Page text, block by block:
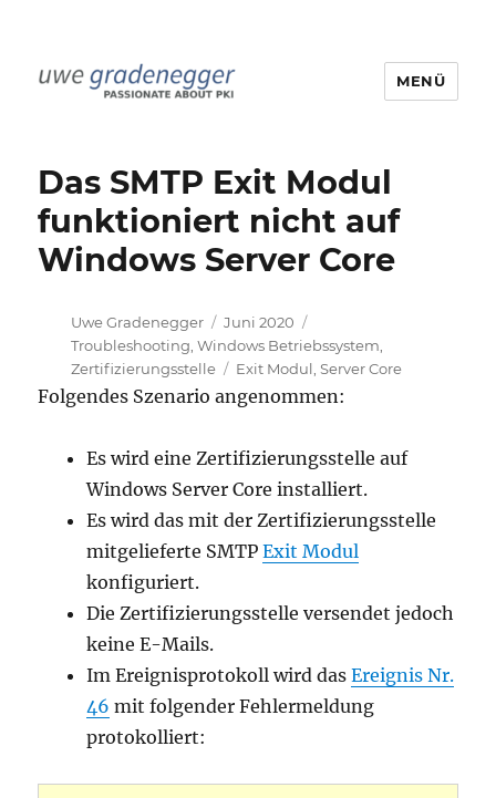
MENÜ
Das SMTP Exit Modul
funktioniert nicht auf
Windows Server Core
Autor
Uwe Gradenegger
Veröffentlicht
am
Juni 2020
Troubleshooting Windows Betriebssystem
Zertifizierungsstelle
Schlagwörter
Exit Modul Server Core
Folgendes Szenario angenommen:
Es wird eine Zertifizierungsstelle auf
Windows Server Core installiert.
Es wird das mit der Zertifizierungsstelle
mitgelieferte SMTPExit Modul
konfiguriert.
Die Zertifizierungsstelle versendet jedoch
keine E-Mails.
Im Ereignisprotokoll wird dasEreignis Nr.
46 mit folgender Fehlermeldung
protokolliert: